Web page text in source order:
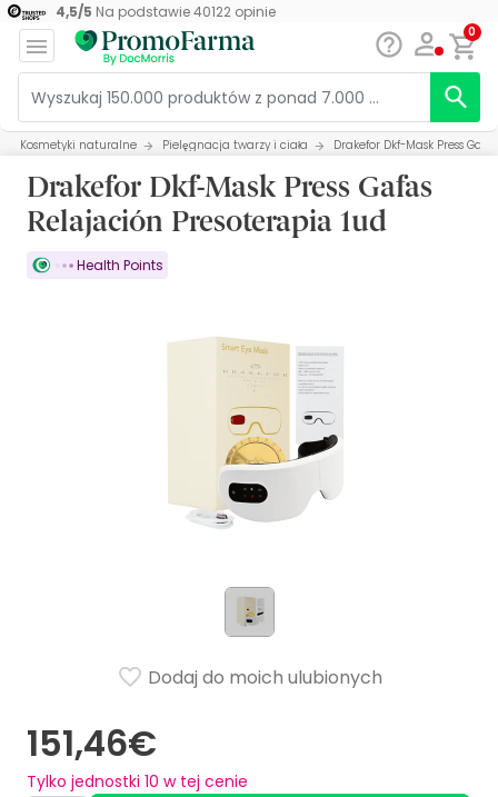
4,5/5 Na podstawie40122opinie
0
Kosmetyki naturalne Pielęgnacja twarzy i ciała Drakefor Dkf-Mask Press
Drakefor Dkf-Mask Press Gafas
Relajación Presoterapia 1ud
Health Points
151,46€
Tylko jednostki 10 w tej cenie
Dodaj do moich ulubionych